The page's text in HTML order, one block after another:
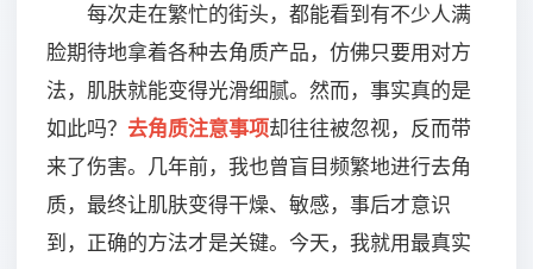
每次走在繁忙的街头，都能看到有不少人满
脸期待地拿着各种去角质产品，仿佛只要用对方
法，肌肤就能变得光滑细腻。然而，事实真的是
如此吗？ 去角质注意事项却往往被忽视，反而带
来了伤害。几年前，我也曾盲目频繁地进行去角
质，最终让肌肤变得干燥、敏感，事后才意识
到，正确的方法才是关键。今天，我就用最真实